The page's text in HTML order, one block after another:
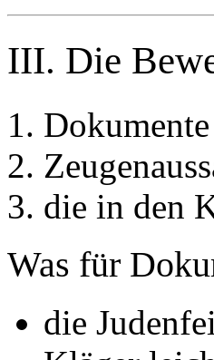
III. Die
Dokumente
die in den
Was für
die